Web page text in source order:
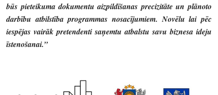
būs pieteikuma dokumentu aizpildīšanas precizitāte un plānoto
darbību atbilstība programmas nosacījumiem. Novēlu lai pēc
iespējas vairāk pretendenti saņemtu atbalstu savu biznesa ideju
īstenošanai.”